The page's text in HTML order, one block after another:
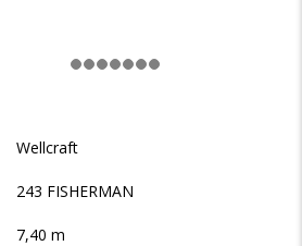
Wellcraft
243 FISHERMAN
7,40 m